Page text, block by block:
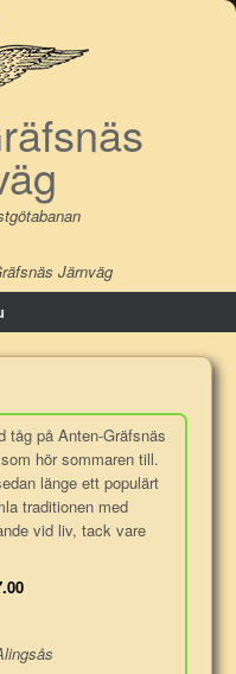
Järnväg
tåg på Anten-Gräfsnäs
hör sommaren till.
länge ett populärt
traditionen med
vid liv, tack vare